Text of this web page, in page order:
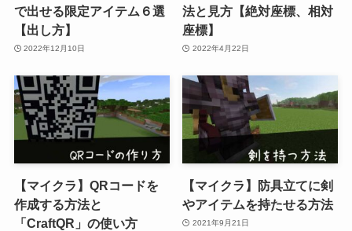
で出せる限定アイテム６選
【出し方】
2022年12月10日
法と見方【絶対座標、相対
座標】
2022年4月22日
【マイクラ】QRコードを
作成する方法と
「CraftQR」の使い方
【マイクラ】防具立てに剣
やアイテムを持たせる方法
2021年9月21日